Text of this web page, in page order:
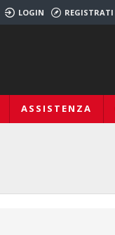
LOGIN REGISTRATI
ASSISTENZA